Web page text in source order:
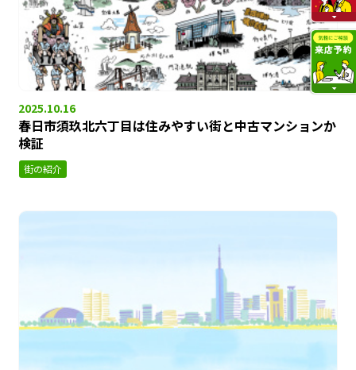
2025.10.16
春日市須玖北六丁目は住みやすい街と中古マンションか
検証
街の紹介